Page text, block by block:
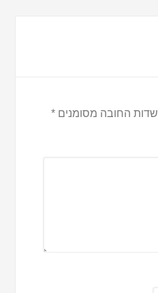
שדות החובה מסומנים*